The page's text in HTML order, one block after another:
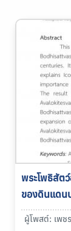
พระโพธิสัต
ของดินแดน
ผู้โพสต์: เพช